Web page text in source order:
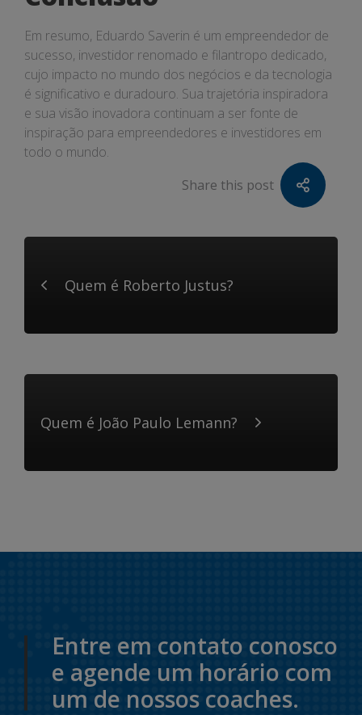
Em resumo, Eduardo Saverin é um empreendedor de
sucesso, investidor renomado e filantropo dedicado,
cujo impacto no mundo dos negócios e da tecnologia
é significativo e duradouro. Sua trajetória inspiradora
e sua visão inovadora continuam a ser fonte de
inspiração para empreendedores e investidores em
todo o mundo.
Share this post
Quem é Roberto Justus?
Quem é João Paulo Lemann?
Entre em contato conosco
e agende um horário com
um de nossos coaches.